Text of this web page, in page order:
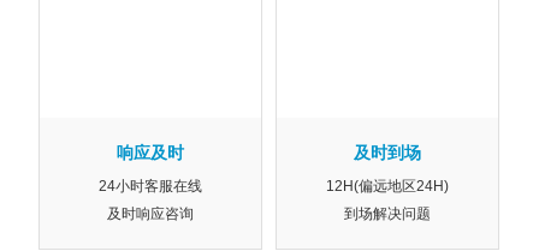
响应及时
24小时客服在线
及时响应咨询
及时到场
12H(偏远地区24H)
到场解决问题